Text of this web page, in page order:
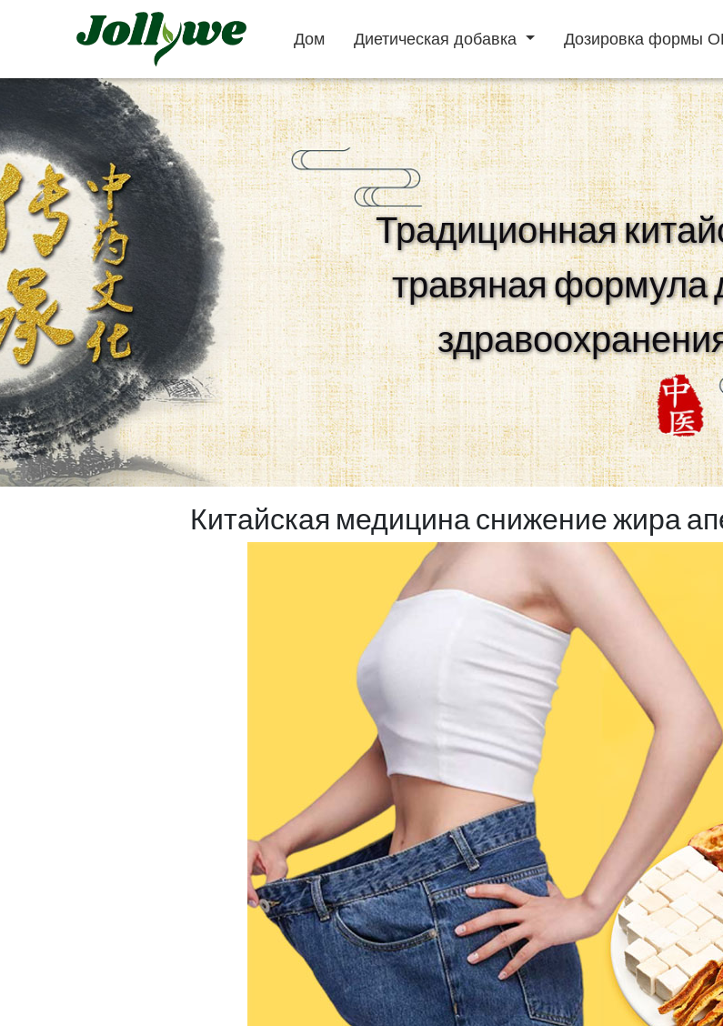
Дом Диетическая добавка Дозировка формы
запор лечение
безопасная
потеря веса
таблетки
красоты
для поднятия
иммунитета
мужская
потенция
Таблетки капсулы порошковый напиток жидкие
Традиционная
травяная формула
Китайская медицина снижение жира